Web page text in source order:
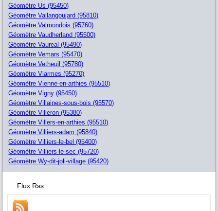
Géomètre Us (95450)
Géomètre Vallangoujard (95810)
Géomètre Valmondois (95760)
Géomètre Vaudherland (95500)
Géomètre Vaureal (95490)
Géomètre Vemars (95470)
Géomètre Vetheuil (95780)
Géomètre Viarmes (95270)
Géomètre Vienne-en-arthies (95510)
Géomètre Vigny (95450)
Géomètre Villaines-sous-bois (95570)
Géomètre Villeron (95380)
Géomètre Villers-en-arthies (95510)
Géomètre Villiers-adam (95840)
Géomètre Villiers-le-bel (95400)
Géomètre Villiers-le-sec (95720)
Géomètre Wy-dit-joli-village (95420)
Flux Rss